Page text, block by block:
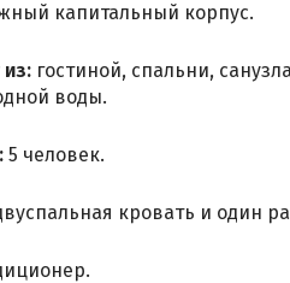
капитальный корпус.
гостиной, спальни,
воды.
5 человек.
кровать и один